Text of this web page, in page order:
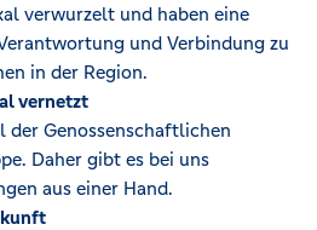
verwurzelt und haben eine
und Verbindung zu
in der Region.
vernetzt
der Genossenschaftlichen
Daher gibt es bei uns
aus einer Hand.